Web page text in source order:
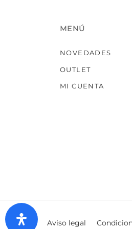
MENÚ
NOVEDADES
OUTLET
MI CUENTA
Aviso legal